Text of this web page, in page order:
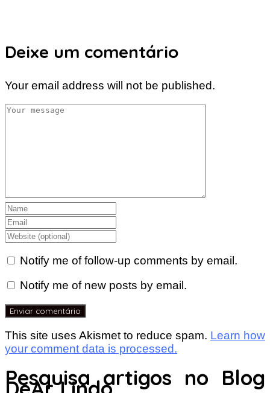
Deixe um comentário
Your email address will not be published.
Notify me of follow-up comments by email.
Notify me of new posts by email.
This site uses Akismet to reduce spam. Learn how
your comment data is processed.
Pesquisa artigos no Blog